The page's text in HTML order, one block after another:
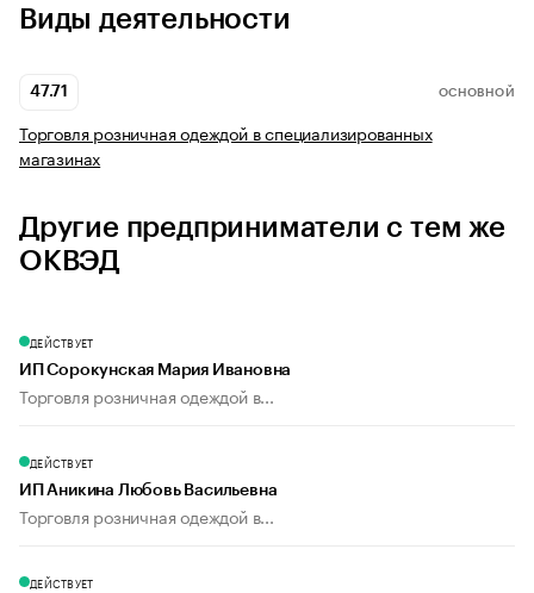
Виды деятельности
47.71 ОСНОВНОЙ
Торговля розничная одеждой в специализированных
магазинах
Другие предприниматели с тем же
ОКВЭД
ДЕЙСТВУЕТ
ИП Сорокунская Мария Ивановна
Торговля розничная одеждой в...
ДЕЙСТВУЕТ
ИП Аникина Любовь Васильевна
Торговля розничная одеждой в...
ДЕЙСТВУЕТ